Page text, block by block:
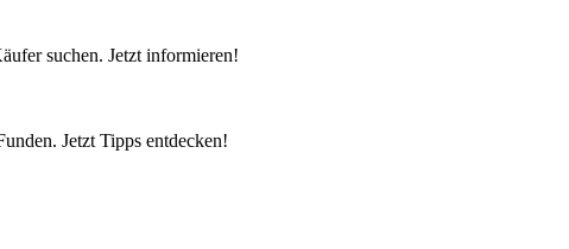
suchen. Jetzt informieren!
Jetzt Tipps entdecken!